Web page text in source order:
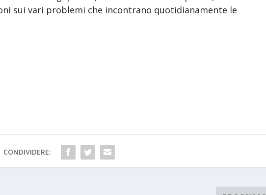
sui vari problemi che incontrano quotidianamente le
CONDIVIDERE: